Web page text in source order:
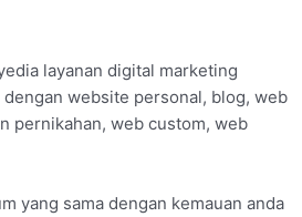
layanan digital marketing
website personal, blog, web
pernikahan, web custom, web
yang sama dengan kemauan anda